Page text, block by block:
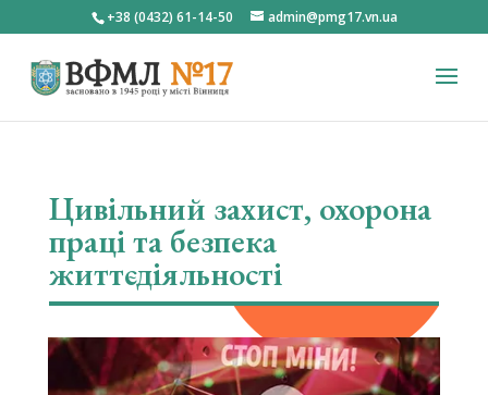
+38 (0432) 61-14-50 admin@pmg17.vn.ua
Цивільний захист, охорона
праці та безпека
життєдіяльності